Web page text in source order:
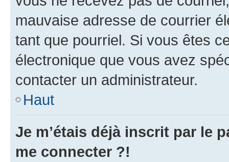
mauvaise adresse de courrier
tant que pourriel. Si vous êtes
électronique que vous avez
contacter un administrateur.
Haut
Je m’étais déjà inscrit par le
me connecter ?!